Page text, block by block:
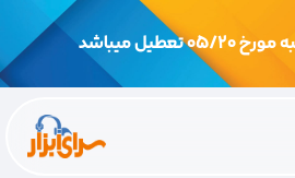
میباشد